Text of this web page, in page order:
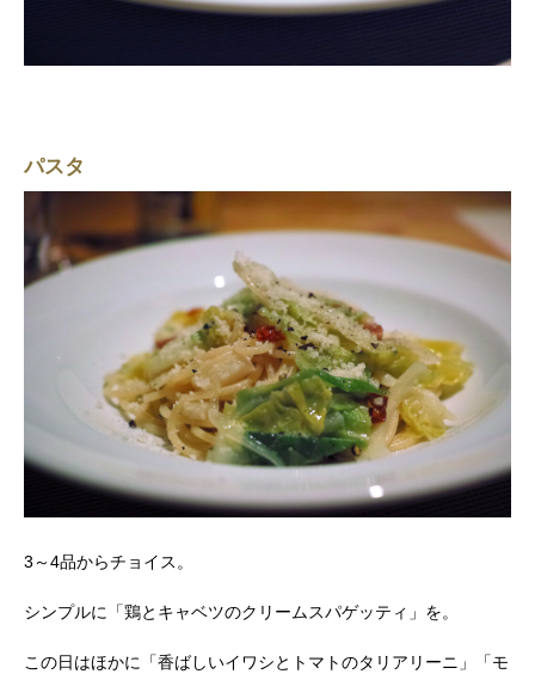
パスタ
3～4品からチョイス。
シンプルに「鶏とキャベツのクリームスパゲッティ」を。
この日はほかに「香ばしいイワシとトマトのタリアリーニ」「モ